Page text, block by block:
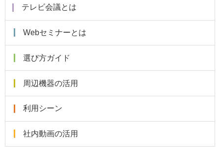
テレビ会議とは
Webセミナーとは
選び方ガイド
周辺機器の活用
利用シーン
社内動画の活用